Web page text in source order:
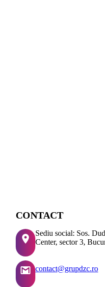
CONTACT
Sediu social: Sos.
Center, sector 3,
contact@grupdzc.ro